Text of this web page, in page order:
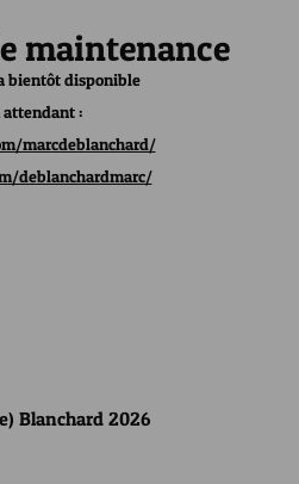
maintenance
bientôt disponible
attendant :
marcdeblanchard/
deblanchardmarc/
Blanchard 2026